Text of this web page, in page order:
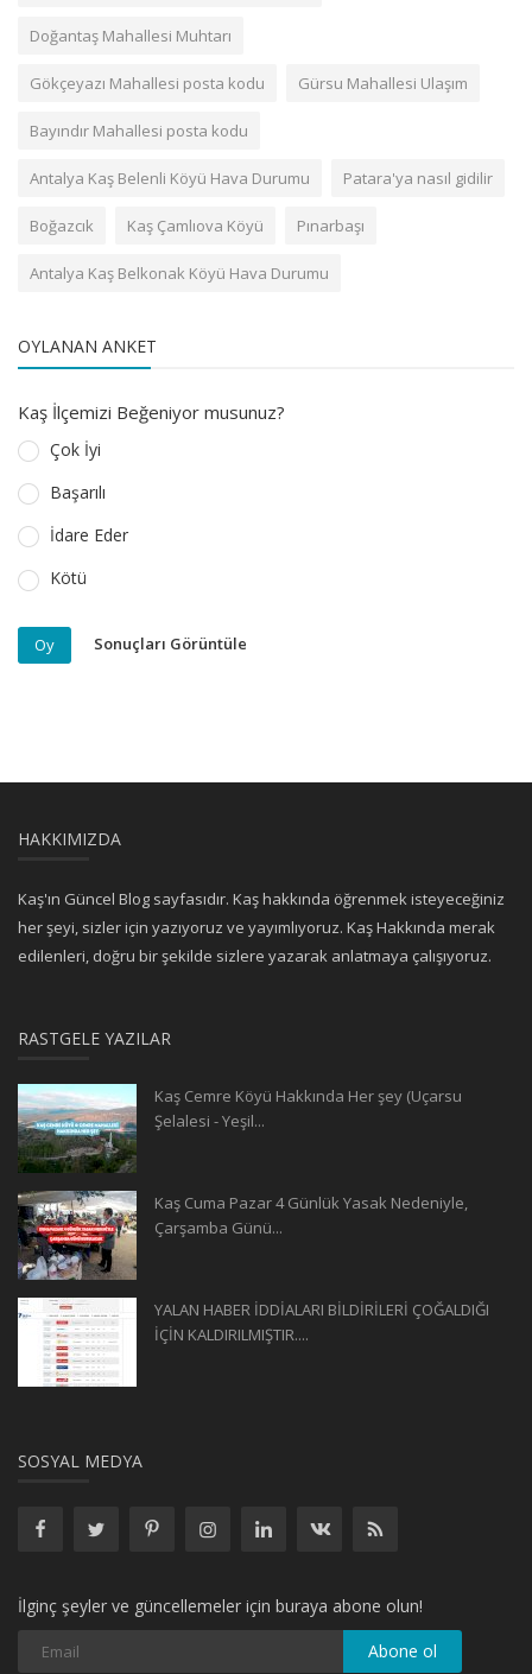
Doğantaş Mahallesi Muhtarı
Gökçeyazı Mahallesi posta kodu Gürsu Mahallesi Ulaşım
Bayındır Mahallesi posta kodu
Antalya Kaş Belenli Köyü Hava Durumu Patara'ya nasıl gidilir
Boğazcık Kaş Çamlıova Köyü Pınarbaşı
Antalya Kaş Belkonak Köyü Hava Durumu
OYLANAN ANKET
Kaş İlçemizi Beğeniyor musunuz?
Çok İyi
Başarılı
İdare Eder
Kötü
Oy Sonuçları Görüntüle
HAKKIMIZDA
Kaş'ın Güncel Blog sayfasıdır. Kaş hakkında öğrenmek isteyeceğiniz
her şeyi, sizler için yazıyoruz ve yayımlıyoruz. Kaş Hakkında merak
edilenleri, doğru bir şekilde sizlere yazarak anlatmaya çalışıyoruz.
RASTGELE YAZILAR
Kaş Cemre Köyü Hakkında Her şey (Uçarsu
Şelalesi - Yeşil...
Kaş Cuma Pazar 4 Günlük Yasak Nedeniyle,
Çarşamba Günü...
YALAN HABER İDDİALARI BİLDİRİLERİ ÇOĞALDIĞI
İÇİN KALDIRILMIŞTIR....
SOSYAL MEDYA
İlginç şeyler ve güncellemeler için buraya abone olun!